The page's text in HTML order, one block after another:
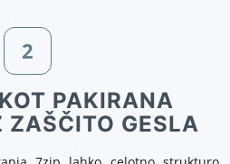
2
PAKIRANA
ZAŠČITO GESLA